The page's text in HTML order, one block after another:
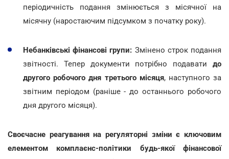
періодичність подання змінюється з місячної на
місячну (наростаючим підсумком з початку року).
Небанківські фінансові групи: Змінено строк подання
звітності. Тепер документи потрібно подавати до
другого робочого дня третього місяця, наступного за
звітним періодом (раніше - до останнього робочого
дня другого місяця).
Своєчасне реагування на регуляторні зміни є ключовим
елементом комплаєнс-політики будь-якої фінансової